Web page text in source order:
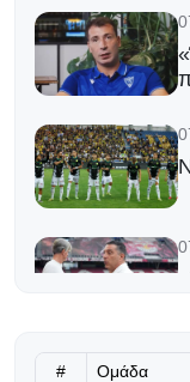
# Ομάδα